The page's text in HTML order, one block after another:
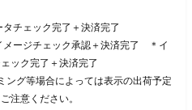
チェック完了＋決済完了
メージチェック承認＋決済完了 ＊イ
ック完了＋決済完了
ング等場合によっては表示の出荷予定
注意ください。